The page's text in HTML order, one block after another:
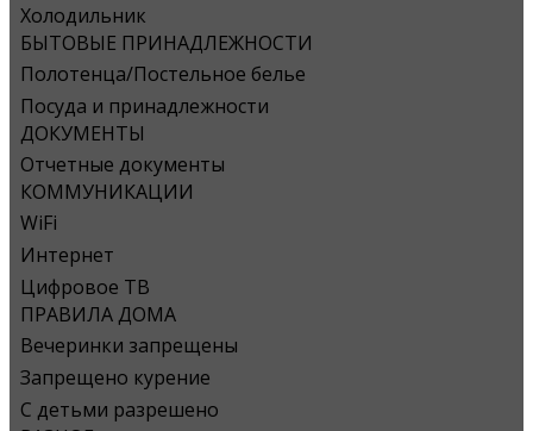
Холодильник
БЫТОВЫЕ ПРИНАДЛЕЖНОСТИ
Полотенца/Постельное белье
Посуда и принадлежности
ДОКУМЕНТЫ
Отчетные документы
КОММУНИКАЦИИ
WiFi
Интернет
Цифровое ТВ
ПРАВИЛА ДОМА
Вечеринки запрещены
Запрещено курение
С детьми разрешено